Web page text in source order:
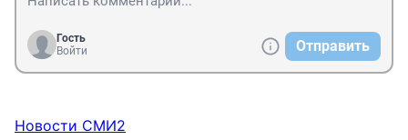
Гость
Войти
Отправить
Новости СМИ2